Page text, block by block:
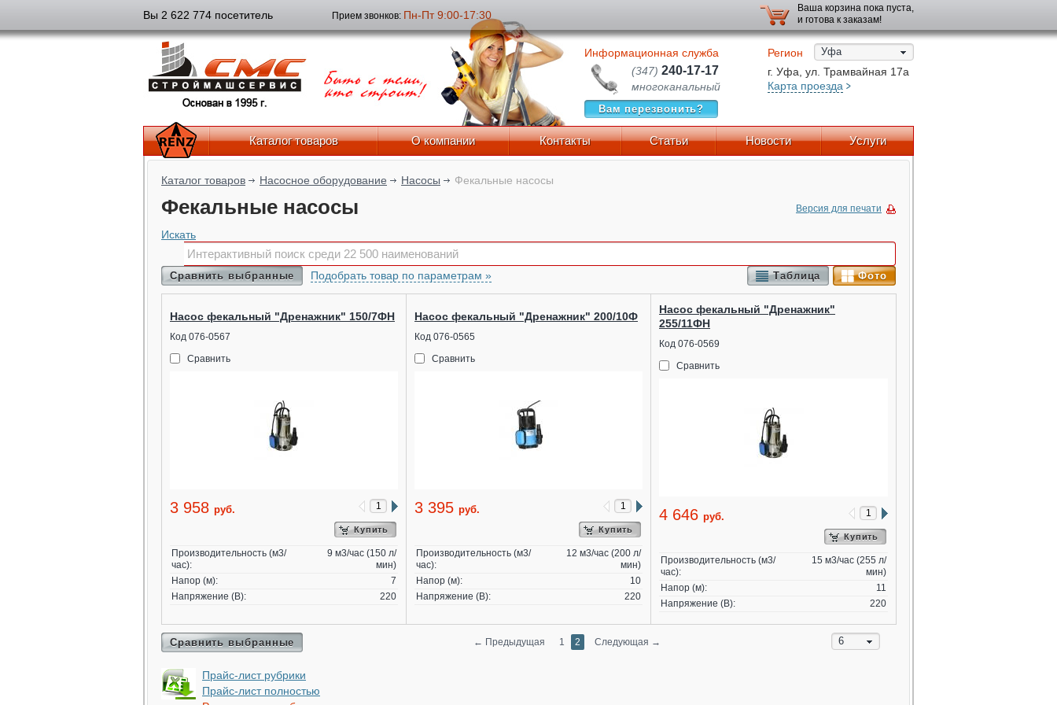
Вы 2 622 774 посетитель Прием звонков: Пн-Пт 9:00-17:30
Ваша корзина пока пуста,
и готова к заказам!
Информационная служба
(347) 240-17-17
многоканальный
Вам перезвонить?
Регион Уфа
г. Уфа, ул. Трамвайная 17а
Карта проезда
Каталог товаров О компании Контакты Статьи Новости Услуги
Каталог товаров Насосное оборудование Насосы Фекальные насосы
Версия для печати
Фекальные насосы
Искать
Сравнить выбранные Подобрать товар по параметрам » Фото
Таблица
Насос фекальный "Дренажник" 150/7ФН
Код 076-0567
Сравнить
3 958 руб.
Купить
Производительность (м3/
час):
9 м3/час (150 л/
мин)
Напор (м):
7
Напряжение (В):
220
Насос фекальный "Дренажник" 200/10Ф
Код 076-0565
Сравнить
3 395 руб.
Купить
Производительность (м3/
час):
12 м3/час (200 л/
мин)
Напор (м):
10
Напряжение (В):
220
Насос фекальный "Дренажник"
255/11ФН
Код 076-0569
Сравнить
4 646 руб.
Купить
Производительность (м3/
час):
15 м3/час (255 л/
мин)
Напор (м):
11
Напряжение (В):
220
Сравнить выбранные 6
← Предыдущая 1 2 Следующая →
Прайс-лист рубрики
Прайс-лист полностью